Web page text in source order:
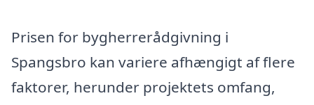
Prisen for bygherrerådgivning i
Spangsbro kan variere afhængigt af flere
faktorer, herunder projektets omfang,